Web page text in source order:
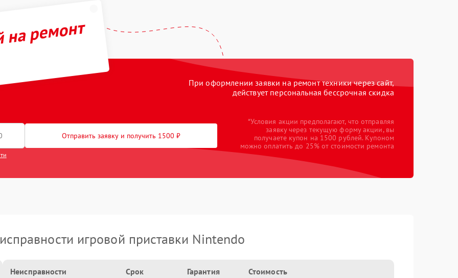
ремонт
При оформлении заявки на ремонт техники через сайт,
действует персональная бессрочная скидка
Отправить заявку и получить 1500 ₽
*Условия акции предполагают, что отправляя
заявку через текущую форму акции, вы
получаете купон на 1500 рублей. Купоном
можно оплатить до 25% от стоимости ремонта
игровой приставки Nintendo
Неисправности Срок Гарантия Стоимость